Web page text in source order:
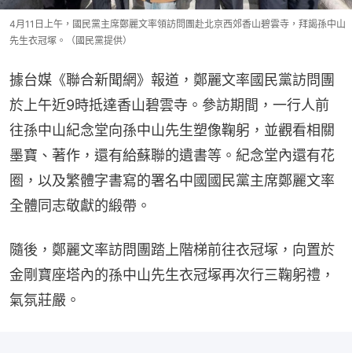
4月11日上午，國民黨主席鄭麗文率領訪問團赴北京西郊香山碧雲寺，拜謁孫中山
先生衣冠塚。（國民黨提供）
據台媒《聯合新聞網》報道，鄭麗文率國民黨訪問團
於上午近9時抵達香山碧雲寺。參訪期間，一行人前
往孫中山紀念堂向孫中山先生塑像鞠躬，並觀看相關
墨寶、著作，還有給蘇聯的遺書等。紀念堂內還有花
圈，以及繁體字書寫的署名中國國民黨主席鄭麗文率
全體同志敬獻的緞帶。
隨後，鄭麗文率訪問團踏上階梯前往衣冠塚，向置於
金剛寶座塔內的孫中山先生衣冠塚再次行三鞠躬禮，
氣氛莊嚴。